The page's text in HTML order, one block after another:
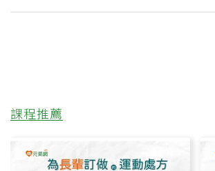
課程推薦